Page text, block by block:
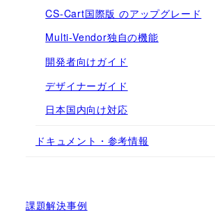
CS-Cart国際版 のアップグレード
Multi-Vendor独自の機能
開発者向けガイド
デザイナーガイド
日本国内向け対応
ドキュメント・参考情報
課題解決事例